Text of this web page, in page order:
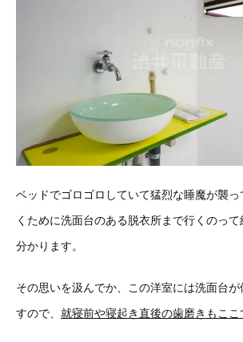
ベッドでゴロゴロしていて猛烈な睡魔が襲
くために洗面台のある脱衣所まで行くのって
分かります。
その思いを汲んでか、この洋室には洗面台が
すので、 就寝前や寝起き直後の歯磨きもこ